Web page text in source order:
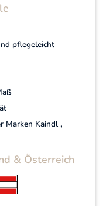
pflegeleicht
Marken Kaindl ,
& Österreich